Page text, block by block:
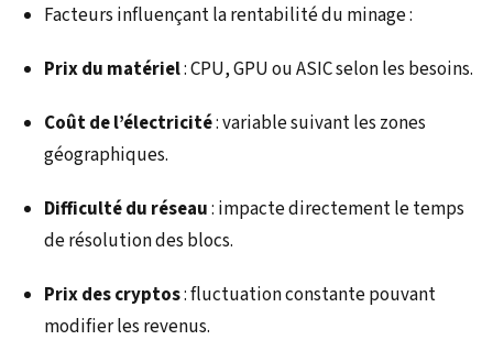
Facteurs influençant la rentabilité du minage :
Prix du matériel: CPU, GPU ou ASIC selon les besoins.
Coût de l’électricité: variable suivant les zones
géographiques.
Difficulté du réseau: impacte directement le temps
de résolution des blocs.
Prix des cryptos: fluctuation constante pouvant
modifier les revenus.